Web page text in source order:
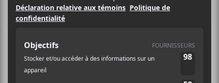
Le guitaristeBrent Hindsa annoncé qu’il quittait
Mastodonaprès 25 ans au sein du groupe. Celui qui
sur la raison de cette séparation. La formation va
continuer la tournée prévu cette année.